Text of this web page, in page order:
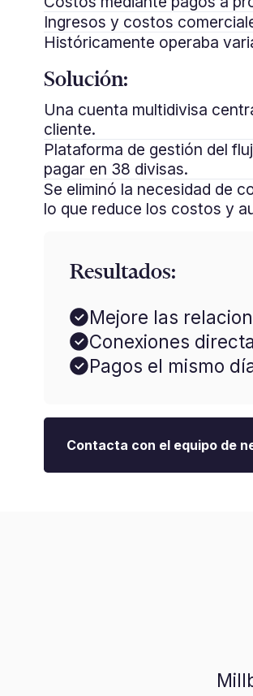
Ingresos y costos
Históricamente operaba
Solución:
Una cuenta multidivisa
cliente.
Plataforma de gestión del
pagar en 38 divisas.
Se eliminó la necesidad de
lo que reduce los costos y
Resultados:
Mejore las
Conexiones
Pagos el mismo
Contacta con el equipo de